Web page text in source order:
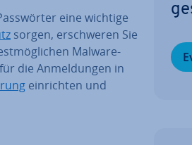
eine wichtige
sorgen, er­schwe­ren Sie
Malware-
die An­mel­dun­gen in
ein­rich­ten und